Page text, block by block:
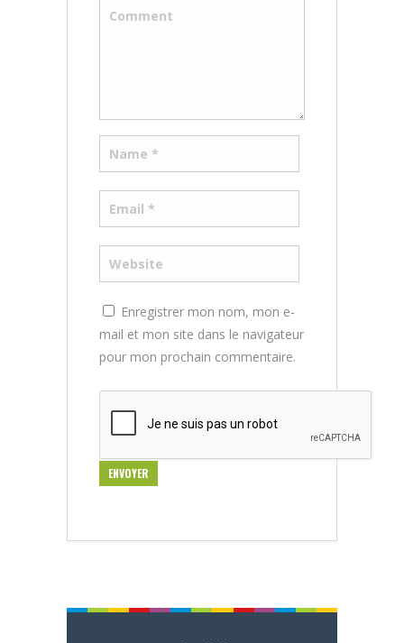
Enregistrer mon nom, mon e-
mail et mon site dans le navigateur
pour mon prochain commentaire.